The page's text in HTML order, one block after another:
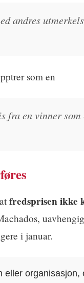
andres
som en
fra en vinner
fredsprisen ikke
i januar.
eller organisasjon,